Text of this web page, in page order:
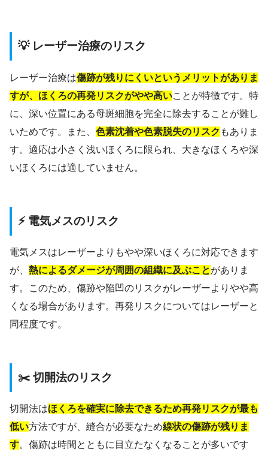
💡 レーザー治療のリスク
レーザー治療は傷跡が残りにくいというメリットがありま
すが、ほくろの再発リスクがやや高いことが特徴です。特
に、深い位置にある母斑細胞を完全に除去することが難し
いためです。また、 色素沈着や色素脱失のリスク もありま
す。適応は小さく浅いほくろに限られ、大きなほくろや深
いほくろには適していません。
⚡ 電気メスのリスク
電気メスはレーザーよりもやや深いほくろに対応できます
が、 熱によるダメージが周囲の組織に及ぶことがありま
す。このため、傷跡や陥凹のリスクがレーザーよりやや高
くなる場合があります。再発リスクについてはレーザーと
同程度です。
✂️ 切開法のリスク
切開法はほくろを確実に除去できるため再発リスクが最も
低い方法ですが、縫合が必要なため線状の傷跡が残りま
す。傷跡は時間とともに目立たなくなることが多いです